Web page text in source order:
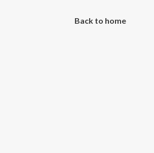
Back to home